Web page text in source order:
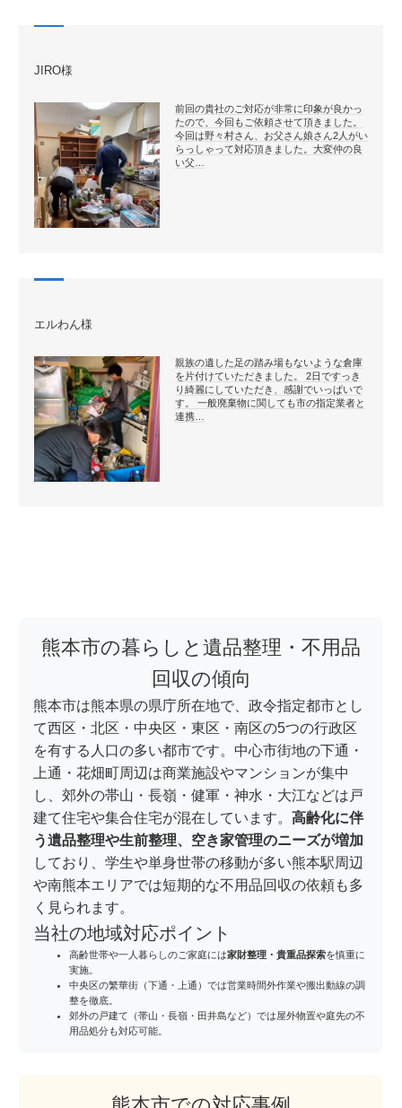
JIRO様
前回の貴社のご対応が非常に印象が良かっ
たので、今回もご依頼させて頂きました。
今回は野々村さん、お父さん娘さん2人がい
らっしゃって対応頂きました。大変仲の良
い父…
エルわん様
親族の遺した足の踏み場もないような倉庫
を片付けていただきました。 2日ですっき
り綺麗にしていただき、感謝でいっぱいで
す。 一般廃棄物に関しても市の指定業者と
連携…
熊本市の暮らしと遺品整理・不用品
回収の傾向
熊本市は熊本県の県庁所在地で、政令指定都市とし
て西区・北区・中央区・東区・南区の5つの行政区
を有する人口の多い都市です。中心市街地の下通・
上通・花畑町周辺は商業施設やマンションが集中
し、郊外の帯山・長嶺・健軍・神水・大江などは戸
建て住宅や集合住宅が混在しています。 高齢化に伴
う遺品整理や生前整理、空き家管理のニーズが増加
しており、学生や単身世帯の移動が多い熊本駅周辺
や南熊本エリアでは短期的な不用品回収の依頼も多
く見られます。
当社の地域対応ポイント
高齢世帯や一人暮らしのご家庭には家財整理・貴重品探索を慎重に
実施。
中央区の繁華街（下通・上通）では営業時間外作業や搬出動線の調
整を徹底。
郊外の戸建て（帯山・長嶺・田井島など）では屋外物置や庭先の不
用品処分も対応可能。